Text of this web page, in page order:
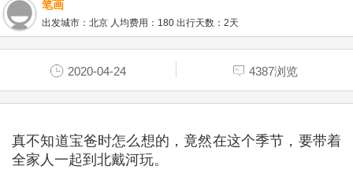
笔画
出发城市：北京 人均费用：180 出行天数：2天
2020-04-24 4387浏览
真不知道宝爸时怎么想的，竟然在这个季节，要带着
全家人一起到北戴河玩。